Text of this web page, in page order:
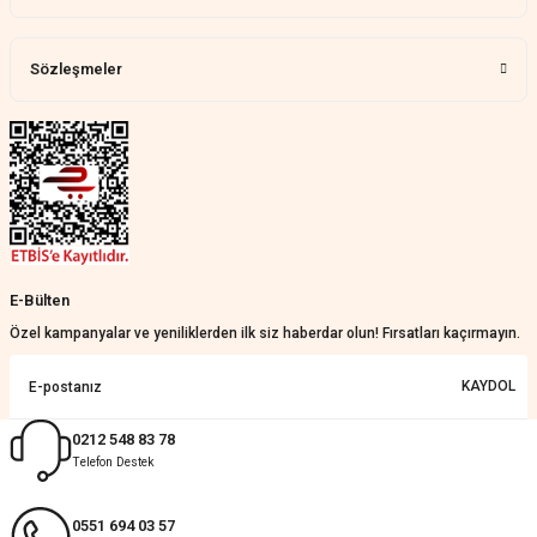
verirler, çok yardım ederler.
Teslim çok çabuk geldi. Montaj çok
Nathalie Prevost | 22/07/2026
Çok ilgililerdi
Merve Özen | 17/07/2026
KeRiM BeRBeR | 16/07/2026
Sorunsuz ve güvenilir
Muhammed Adsiz | 14/07/2026
Kolay
G... K... | 14/07/2026
Sözleşmeler
E-Bülten
Özel kampanyalar ve yeniliklerden ilk siz haberdar olun! Fırsatları kaçırmayın.
KAYDOL
0212 548 83 78
Telefon Destek
0551 694 03 57